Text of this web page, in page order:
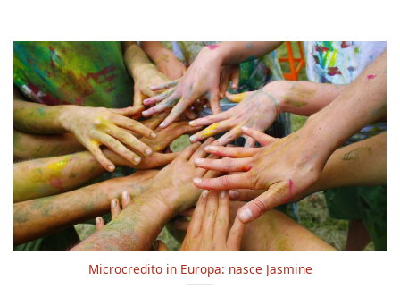
Microcredito in Europa: nasce Jasmine